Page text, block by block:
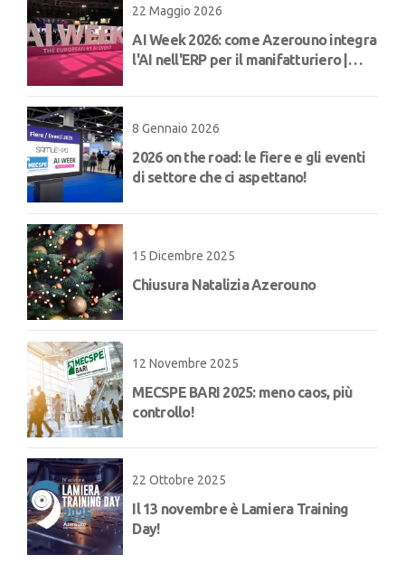
22 Maggio 2026
AI Week 2026: come Azerouno integra
l'AI nell'ERP per il manifatturiero |
8 Gennaio 2026
2026 on the road: le fiere e gli eventi
di settore che ci aspettano!
15 Dicembre 2025
Chiusura Natalizia Azerouno
12 Novembre 2025
MECSPE BARI 2025: meno caos, più
controllo!
22 Ottobre 2025
Il 13 novembre è Lamiera Training
Day!